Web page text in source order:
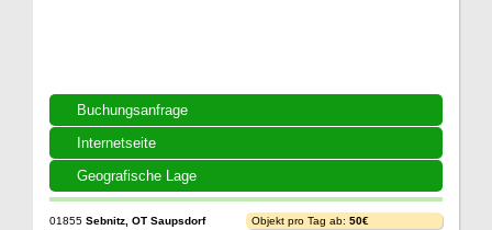
Buchungsanfrage
Internetseite
Geografische Lage
01855 Sebnitz, OT Saupsdorf
Objekt pro Tag ab: 50€